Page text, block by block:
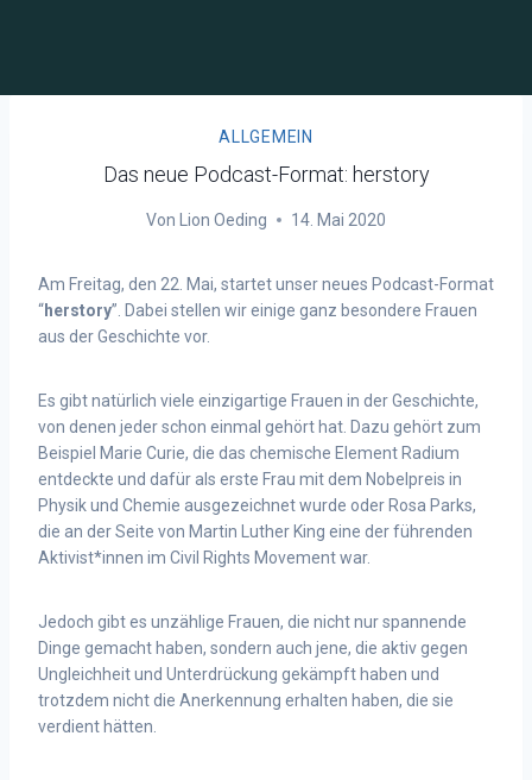
ALLGEMEIN
Das neue Podcast-Format: herstory
Von Lion Oeding 14. Mai 2020
Am Freitag, den 22. Mai, startet unser neues Podcast-Format
“herstory”. Dabei stellen wir einige ganz besondere Frauen
aus der Geschichte vor.
Es gibt natürlich viele einzigartige Frauen in der Geschichte,
von denen jeder schon einmal gehört hat. Dazu gehört zum
Beispiel Marie Curie, die das chemische Element Radium
entdeckte und dafür als erste Frau mit dem Nobelpreis in
Physik und Chemie ausgezeichnet wurde oder Rosa Parks,
die an der Seite von Martin Luther King eine der führenden
Aktivist*innen im Civil Rights Movement war.
Jedoch gibt es unzählige Frauen, die nicht nur spannende
Dinge gemacht haben, sondern auch jene, die aktiv gegen
Ungleichheit und Unterdrückung gekämpft haben und
trotzdem nicht die Anerkennung erhalten haben, die sie
verdient hätten.